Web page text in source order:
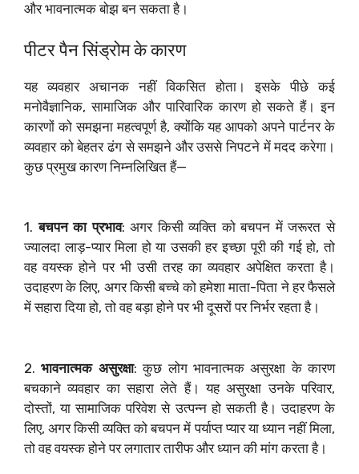
और भावनात्मक बोझ बन सकता है।
पीटर पैन सिंड्रोम के कारण
यह व्यवहार अचानक नहीं विकसित होता। इसके पीछे कई
मनोवैज्ञानिक, सामाजिक और पारिवारिक कारण हो सकते हैं। इन
कारणों को समझना महत्वपूर्ण है, क्योंकि यह आपको अपने पार्टनर के
व्यवहार को बेहतर ढंग से समझने और उससे निपटने में मदद करेगा।
कुछ प्रमुख कारण निम्नलिखित हैं—
1.बचपन का प्रभाव: अगर किसी व्यक्ति को बचपन में जरूरत से
ज्यालदा लाड़-प्यार मिला हो या उसकी हर इच्छा पूरी की गई हो, तो
वह वयस्क होने पर भी उसी तरह का व्यवहार अपेक्षित करता है।
उदाहरण के लिए, अगर किसी बच्चे को हमेशा माता-पिता ने हर फैसले
में सहारा दिया हो, तो वह बड़ा होने पर भी दूसरों पर निर्भर रहता है।
2.भावनात्मक असुरक्षा: कुछ लोग भावनात्मक असुरक्षा के कारण
बचकाने व्यवहार का सहारा लेते हैं। यह असुरक्षा उनके परिवार,
दोस्तों, या सामाजिक परिवेश से उत्पन्न हो सकती है। उदाहरण के
लिए, अगर किसी व्यक्ति को बचपन में पर्याप्त प्यार या ध्यान नहीं मिला,
तो वह वयस्क होने पर लगातार तारीफ और ध्यान की मांग करता है।